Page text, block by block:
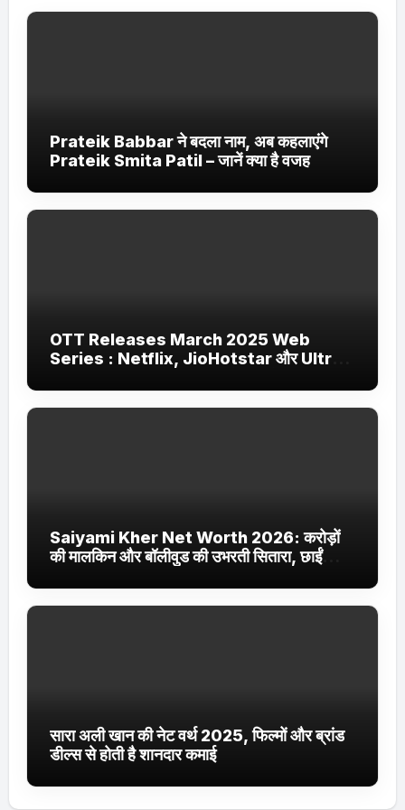
Prateik Babbar ने बदला नाम, अब कहलाएंगे
Prateik Smita Patil – जानें क्या है वजह
OTT Releases March 2025 Web
Series : Netflix, JioHotstar और Ultra
Saiyami Kher Net Worth 2026: करोड़ों
की मालकिन और बॉलीवुड की उभरती सितारा, छाईं
सारा अली खान की नेट वर्थ 2025, फिल्मों और ब्रांड
डील्स से होती है शानदार कमाई